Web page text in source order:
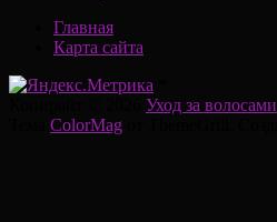
Главная
Карта сайта
Уход за волосами
ColorMag